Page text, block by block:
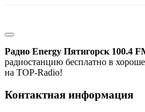
Радио Energy Пятигорск 100.4
радиостанцию бесплатно в
на TOP-Radio!
Контактная информация